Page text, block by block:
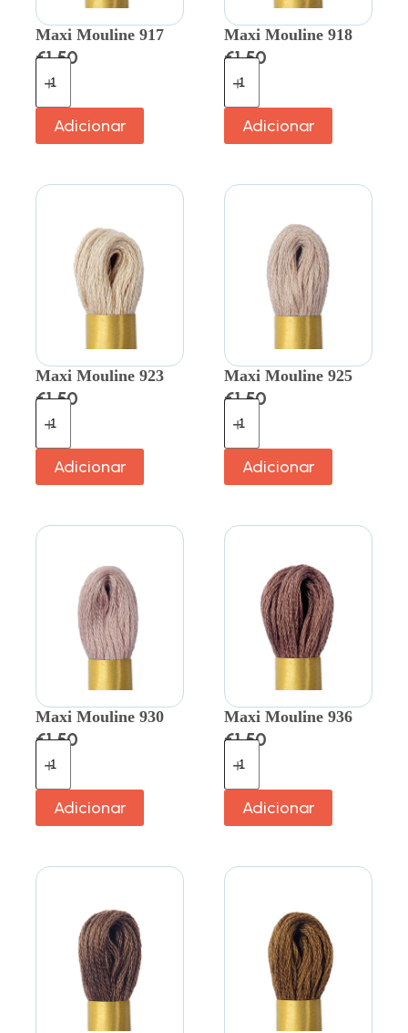
Maxi Mouline 917
€1.50
Adicionar
Maxi Mouline 918
€1.50
Adicionar
Maxi Mouline 923
€1.50
Adicionar
Maxi Mouline 925
€1.50
Adicionar
Maxi Mouline 930
€1.50
Adicionar
Maxi Mouline 936
€1.50
Adicionar